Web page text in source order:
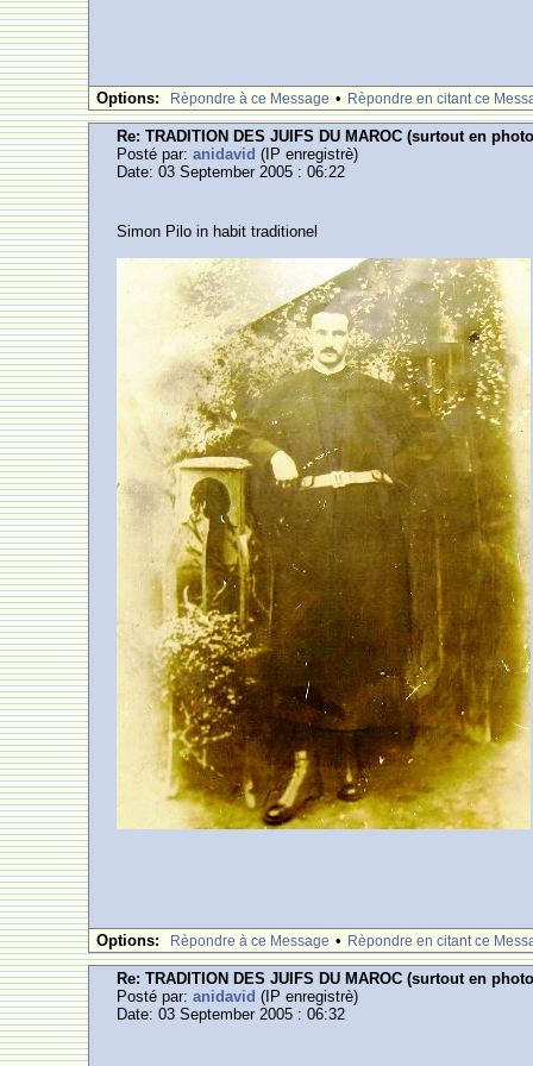
Options: Rèpondre à ce Message • Rèpondre en citant ce
Re: TRADITION DES JUIFS DU MAROC (surtout en
Posté par:anidavid (IP enregistrè)
Date: 03 September 2005 : 06:22
Simon Pilo in habit traditionel
Options: Rèpondre à ce Message • Rèpondre en citant ce
Re: TRADITION DES JUIFS DU MAROC (surtout en
Posté par:anidavid (IP enregistrè)
Date: 03 September 2005 : 06:32